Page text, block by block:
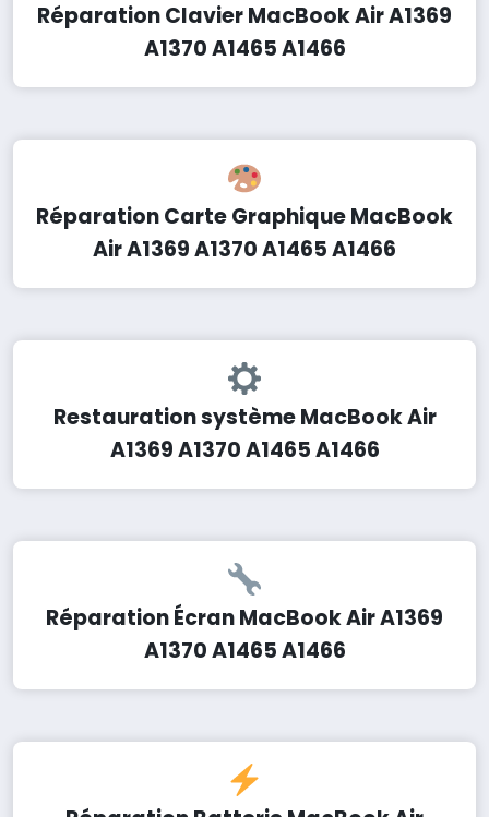
Réparation Clavier MacBook Air A1369
A1370 A1465 A1466
Réparation Carte Graphique MacBook
Air A1369 A1370 A1465 A1466
Restauration système MacBook Air
A1369 A1370 A1465 A1466
Réparation Écran MacBook Air A1369
A1370 A1465 A1466